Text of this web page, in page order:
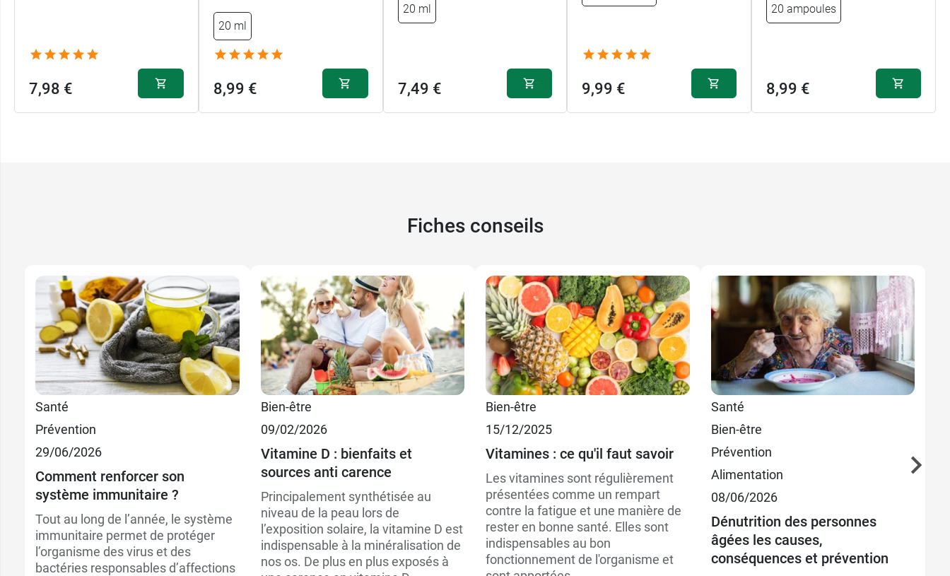
7,98 €
20 ml
8,99 €
20 ml
7,49 € 9,99 €
20 ampoules
8,99 €
Fiches conseils
Santé
Prévention
29/06/2026
Comment renforcer son
système immunitaire ?
Tout au long de l’année, le système
immunitaire permet de protéger
l’organisme des virus et des
bactéries responsables d’affections
Bien-être
09/02/2026
Vitamine D : bienfaits et
sources anti carence
Principalement synthétisée au
niveau de la peau lors de
l’exposition solaire, la vitamine D est
indispensable à la minéralisation de
nos os. De plus en plus exposés à
Bien-être
15/12/2025
Vitamines : ce qu'il faut savoir
Les vitamines sont régulièrement
présentées comme un rempart
contre la fatigue et une manière de
rester en bonne santé. Elles sont
indispensables au bon
fonctionnement de l'organisme et
Santé
Bien-être
Prévention
Alimentation
08/06/2026
Dénutrition des personnes
âgées les causes,
conséquences et prévention